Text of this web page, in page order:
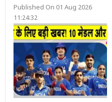
Published On 01 Aug 2026
11:24:32